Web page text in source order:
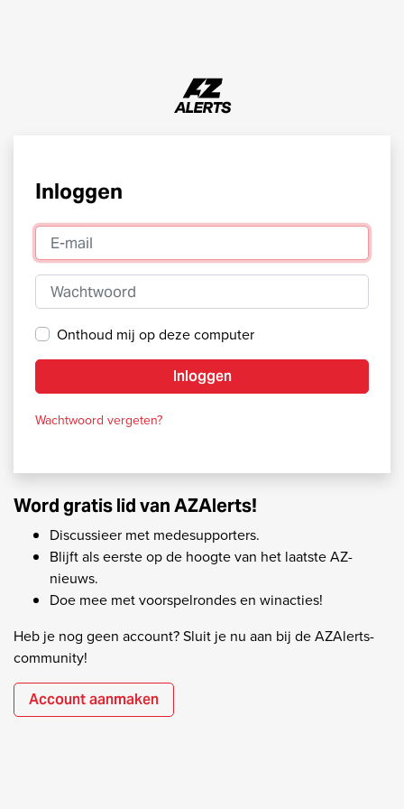
Inloggen
E-mail
Wachtwoord
Onthoud mij op deze computer
Inloggen
Wachtwoord vergeten?
Word gratis lid van AZAlerts!
Discussieer met medesupporters.
Blijft als eerste op de hoogte van het laatste AZ-
nieuws.
Doe mee met voorspelrondes en winacties!
Heb je nog geen account? Sluit je nu aan bij de AZAlerts-
community!
Account aanmaken